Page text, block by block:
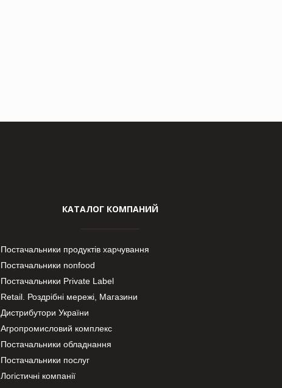
КАТАЛОГ КОМПАНИЙ
Постачальники продуктів харчування
Постачальники nonfood
Постачальники Private Label
Retail. Роздрібні мережі, Магазини
Дистрибутори України
Агропромисловий комплекс
Постачальники обладнання
Постачальники послуг
Логістичні компанії